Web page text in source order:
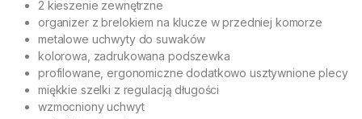
2 kieszenie zewnętrzne
organizer z brelokiem na klucze w przedniej komorze
metalowe uchwyty do suwaków
kolorowa, zadrukowana podszewka
profilowane, ergonomiczne dodatkowo usztywnione plecy
miękkie szelki z regulacją długości
wzmocniony uchwyt